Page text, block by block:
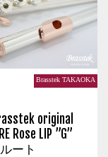
Brasstek TAKAOKA
original
Rose LIP ”G”
ート